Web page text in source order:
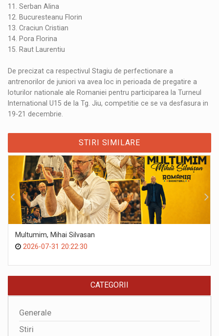
11. Serban Alina
12. Bucuresteanu Florin
13. Craciun Cristian
14. Pora Florina
15. Raut Laurentiu
De precizat ca respectivul Stagiu de perfectionare a
antrenorilor de juniori va avea loc in perioada de pregatire a
loturilor nationale ale Romaniei pentru participarea la Turneul
International U15 de la Tg. Jiu, competitie ce se va desfasura in
19-21 decembrie.
STIRI SIMILARE
Multumim, Mihai Silvasan
2026-07-31 20:22:30
CATEGORII
Generale
Stiri